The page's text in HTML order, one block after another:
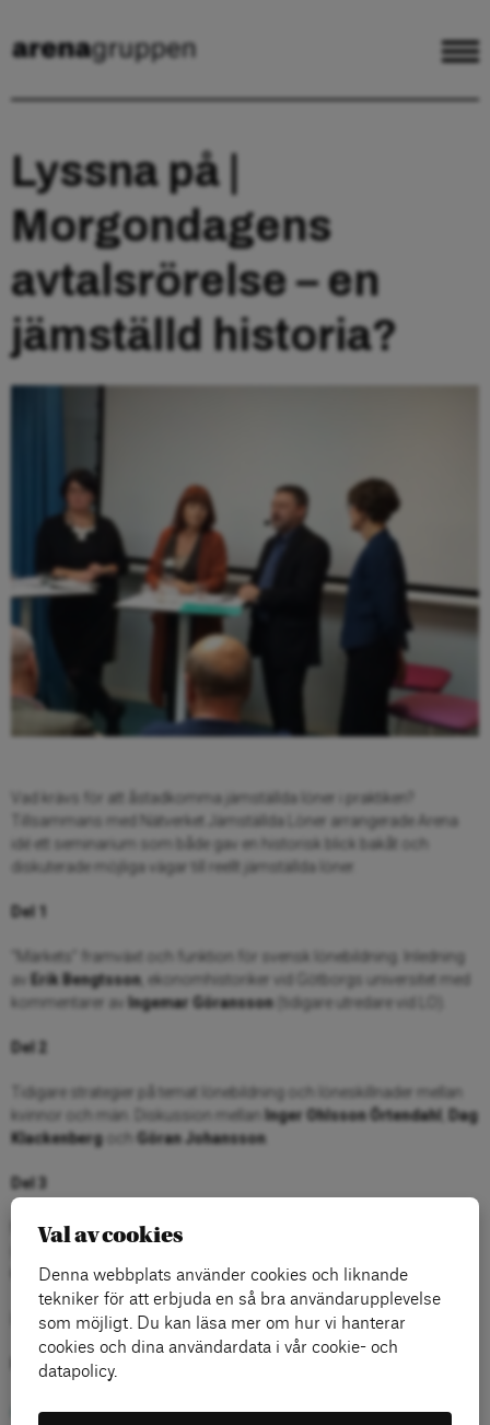
Lyssna på |
Morgondagens
avtalsrörelse – en
jämställd historia?
Vad krävs för att åstadkomma jämställda löner i praktiken?
Tillsammans med Nätverket Jämställda Löner arrangerade Arena
idé ett seminarium som både gav en historisk blick bakåt och
diskuterade möjliga vägar till reellt jämställda löner.
Del 1
”Märkets” framväxt och funktion för svensk lönebildning. Inledning
av
Erik Bengtsson , ekonomhistoriker vid Götborgs universitet med
kommentarer av Ingemar Göransson (tidigare utredare vid LO).
Del 2
Tidigare strategier på temat lönebildning och löneskillnader mellan
kvinnor och män. Diskussion mellan
Inger Ohlsson Örtendahl
Dag
Klackenbergoch Göran Johansson
Del 3
Möjliga vägar till reellt jämställda löner.
Catarina Blomberg (Göteborgs Stad)
Läs mer omNätverket Jämställda löner här.
Kategorier:
Allmänt,ArenaPlay
Val av cookies
Denna webbplats använder cookies och liknande
tekniker för att erbjuda en så bra användarupplevelse
som möjligt. Du kan läsa mer om hur vi hanterar
cookies och dina användardata i vår cookie- och
datapolicy.